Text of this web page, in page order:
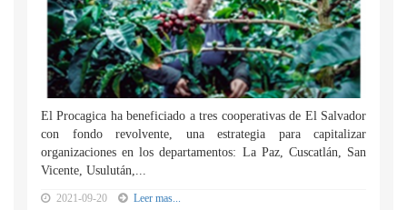
El Procagica ha beneficiado a tres cooperativas de El Salvador
con fondo revolvente, una estrategia para capitalizar
organizaciones en los departamentos: La Paz, Cuscatlán, San
Vicente, Usulután,...
2021-09-20 Leer mas...